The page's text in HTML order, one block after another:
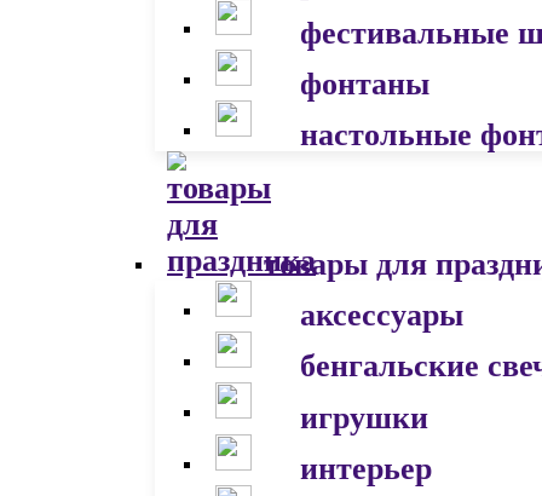
фестивальные
фонтаны
настольные
товары для
аксессуары
бенгальские
игрушки
интерьер